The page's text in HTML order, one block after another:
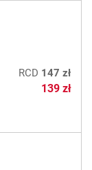
RCD 147 zł
139 zł